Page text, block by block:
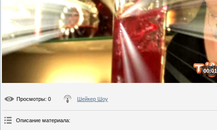
Просмотры: 0 Шейкер Шоу
Описание материала: